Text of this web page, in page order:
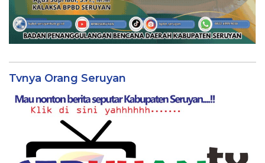
Tvnya Orang Seruyan